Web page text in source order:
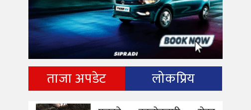
ताजा अपडेट लोकप्रिय